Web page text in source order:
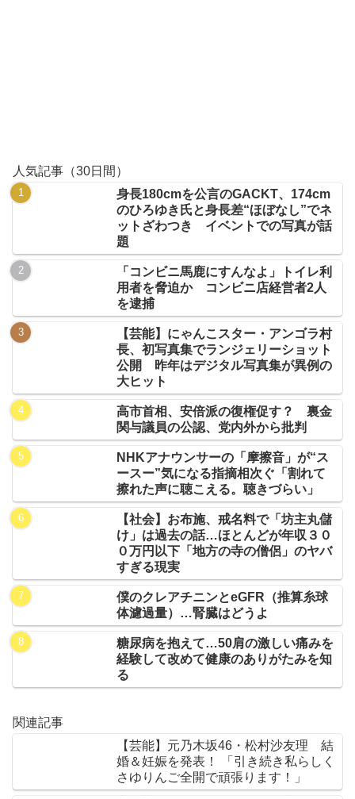
人気記事（30日間）
身長180cmを公言のGACKT、174cm
のひろゆき氏と身長差“ほぼなし”でネ
ットざわつき イベントでの写真が話
題
「コンビニ馬鹿にすんなよ」トイレ利
用者を脅迫か コンビニ店経営者2人
を逮捕
【芸能】にゃんこスター・アンゴラ村
長、初写真集でランジェリーショット
公開 昨年はデジタル写真集が異例の
大ヒット
高市首相、安倍派の復権促す？ 裏金
関与議員の公認、党内外から批判
NHKアナウンサーの「摩擦音」が“ス
ースー”気になる指摘相次ぐ「割れて
擦れた声に聴こえる。聴きづらい」
【社会】お布施、戒名料で「坊主丸儲
け」は過去の話…ほとんどが年収３０
０万円以下「地方の寺の僧侶」のヤバ
すぎる現実
僕のクレアチニンとeGFR（推算糸球
体濾過量）…腎臓はどうよ
糖尿病を抱えて…50肩の激しい痛みを
経験して改めて健康のありがたみを知
る
関連記事
【芸能】元乃木坂46・松村沙友理 結
婚＆妊娠を発表！ 「引き続き私らしく
さゆりんご全開で頑張ります！」